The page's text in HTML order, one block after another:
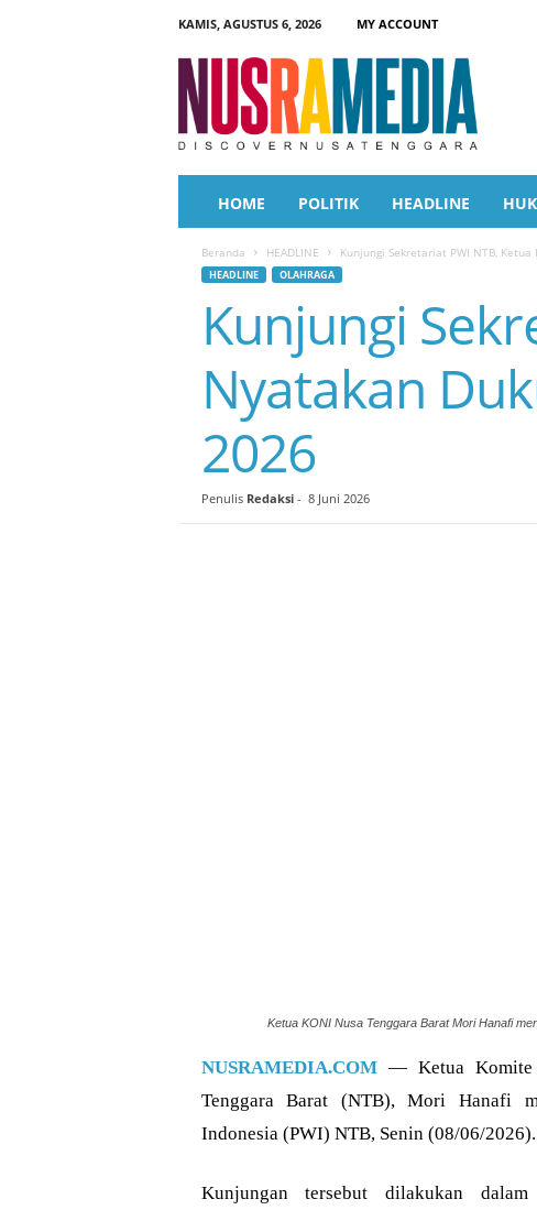
KAMIS, AGUSTUS 6, 2026
MY ACCOUNT
a
HOME POLITIK HEADLINE
Beranda HEADLINE Kunjungi Sekretariat PWI NTB,
HEADLINE OLAHRAGA
Kunjungi
Nyatakan
2026
Penulis Redaksi- 8 Juni 2026
Ketua KONI Nusa Tenggara Barat Mori Hanafi
NUSRAMEDIA.COM— Ketua Komite
Tenggara Barat (NTB), Mori Hanafi
Indonesia (PWI) NTB, Senin (08/06/2026).
Kunjungan tersebut dilakukan